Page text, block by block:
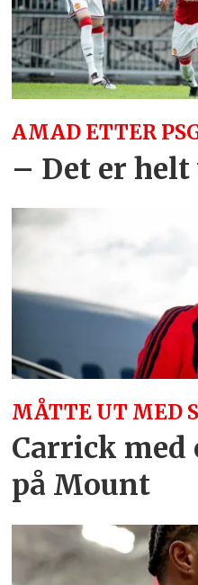
AMAD ETTER
– Det er
MÅTTE UT MED
Carrick
på Mount